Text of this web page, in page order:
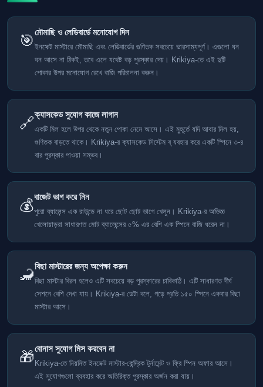
🎯মৌমাছি ও লেডিবার্ডে মনোযোগ দিন
ইনসেক্ট মাস্টারে মৌমাছি এবং লেডিবার্ডের গুণিতক সবচেয়ে ভারসাম্যপূর্ণ। এগুলো ঘন
ঘন আসে না ঠিকই, তবে এলে যথেষ্ট বড় পুরস্কার দেয়। Krikiya-তে এই দুটি
পোকার উপর মনোযোগ রেখে বাজি পরিচালনা করুন।
🔗ক্যাসকেড সুযোগ কাজে লাগান
একটি মিল হলে উপর থেকে নতুন পোকা নেমে আসে। এই মুহূর্তে যদি আবার মিল হয়,
গুণিতক বাড়তে থাকে। Krikiya-র ক্যাসকেড সিস্টেম ব্ যবহার করে একটি স্পিনে ৩-৪
বার পুরস্কার পাওয়া সম্ভব।
💰বাজেট ভাগ করে নিন
পুরো ব্যালেন্স এক রাউন্ডে না ধরে ছোট ছোট ভাগে খেলুন। Krikiya-র অভিজ্ঞ
খেলোয়াড়রা সাধারণত মোট ব্যালেন্সের ৫% এর বেশি এক স্পিনে বাজি ধরেন না।
🦂বিছা মাস্টারের জন্য অপেক্ষা করুন
বিছা মাস্টার বিরল হলেও এটি সবচেয়ে বড় পুরস্কারের চাবিকাঠি। এটি সাধারণত দীর্ঘ
সেশনে বেশি দেখা যায়। Krikiya-র ডেটা বলে, গড়ে প্রতি ১৫০ স্পিনে একবার বিছা
মাস্টার আসে।
🎁বোনাস সুযোগ মিস করবেন না
Krikiya-তে নিয়মিত ইনসেক্ট মাস্টার-কেন্দ্রিক টুর্নামেন্ট ও ফ্রি স্পিন অফার আসে।
এই সুযোগগুলো ব্যবহার করে অতিরিক্ত পুরস্কার অর্জন করা যায়।